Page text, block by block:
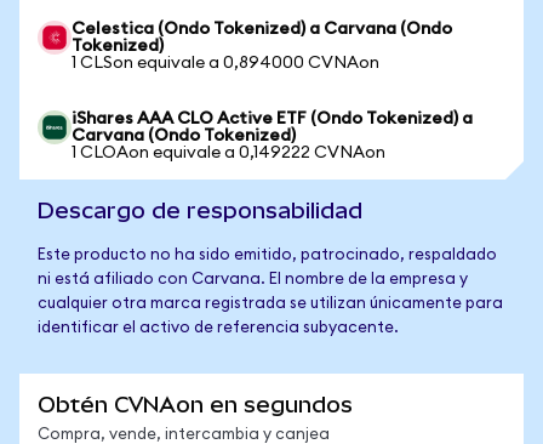
Celestica (Ondo Tokenized) a Carvana (Ondo
Tokenized)
1 CLSon equivale a 0,894000 CVNAon
iShares AAA CLO Active ETF (Ondo Tokenized) a
Carvana (Ondo Tokenized)
1 CLOAon equivale a 0,149222 CVNAon
Descargo de responsabilidad
Este producto no ha sido emitido, patrocinado, respaldado
ni está afiliado con Carvana. El nombre de la empresa y
cualquier otra marca registrada se utilizan únicamente para
identificar el activo de referencia subyacente.
Obtén CVNAon en segundos
Compra, vende, intercambia y canjea